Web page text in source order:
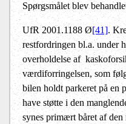
Spørgsmålet blev
UfR 2001.1188 Ø[41].
restfordringen bl.a. under
overholdelse af
værdiforringelsen, som
bilen holdt parkeret på en
have støtte i den
synes primært båret af